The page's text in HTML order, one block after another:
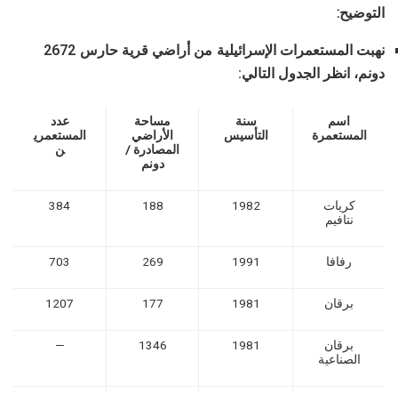
التوضيح:
نهبت المستعمرات الإسرائيلية من أراضي قرية حارس 2672
دونم، انظر الجدول التالي:
اسم
المستعمرة
سنة
التأسيس
مساحة
الأراضي
المصادرة /
دونم
عدد
المستعمري
ن
كريات
نتافيم
1982
188
384
رفافا 1991
269
703
برقان 1981
177
1207
برقان
الصناعية
1981
1346
—